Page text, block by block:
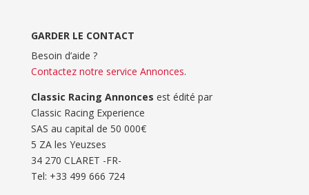
GARDER LE CONTACT
Besoin d’aide ?
Contactez notre service Annonces.
Classic Racing Annonces est édité par
Classic Racing Experience
SAS au capital de 50 000€
5 ZA les Yeuzses
34 270 CLARET -FR-
Tel: ‭+33 499 666 724‬